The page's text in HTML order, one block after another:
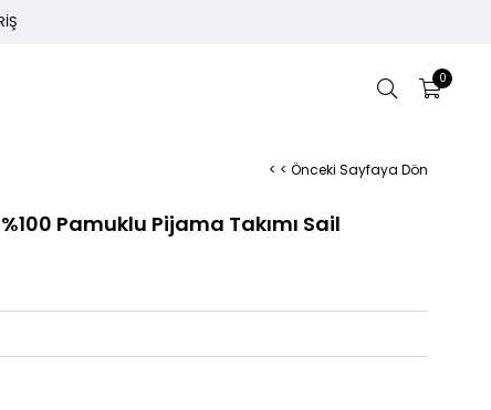
0
< < Önceki Sayfaya Dön
Pamuklu Pijama Takımı Sail